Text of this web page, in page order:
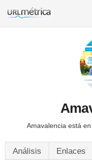
Amavalencia está
Análisis Enlaces